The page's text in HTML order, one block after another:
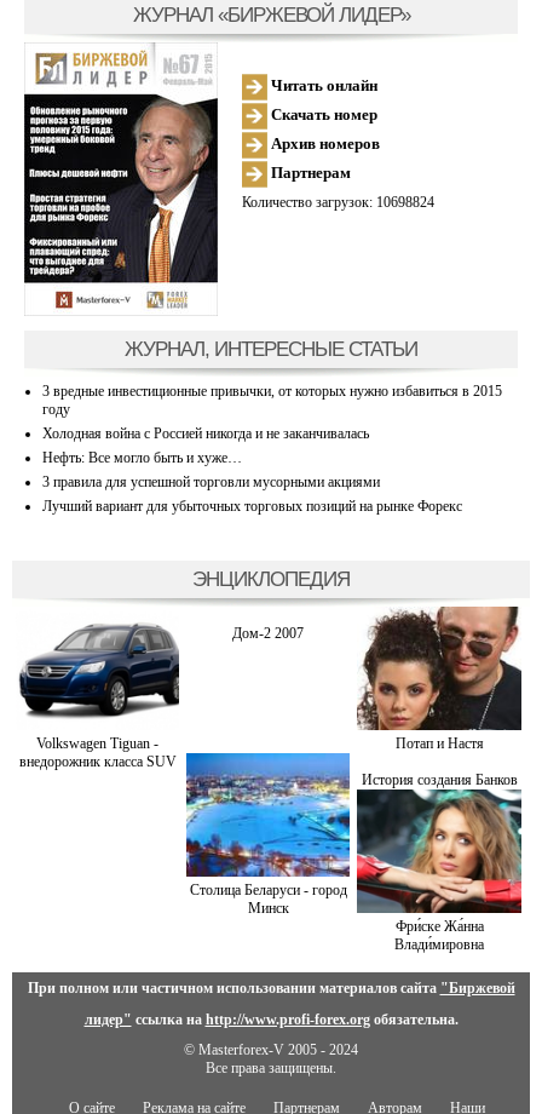
ЖУРНАЛ «БИРЖЕВОЙ ЛИДЕР»
Читать онлайн
Скачать номер
Архив номеров
Партнерам
Количество загрузок: 10698824
ЖУРНАЛ, ИНТЕРЕСНЫЕ СТАТЬИ
3 вредные инвестиционные привычки, от которых нужно избавиться в 2015
году
Холодная война с Россией никогда и не заканчивалась
Нефть: Все могло быть и хуже…
3 правила для успешной торговли мусорными акциями
Лучший вариант для убыточных торговых позиций на рынке Форекс
ЭНЦИКЛОПЕДИЯ
Volkswagen Tiguan -
внедорожник класса SUV
Дом-2 2007
Потап и Настя
Столица Беларуси - город
Минск
История создания Банков
Фри́ске Жа́нна
Влади́мировна
При полном или частичном использовании материалов сайта "Биржевой
лидер" ссылка на http://www.profi-forex.orgобязательна.
© Masterforex-V 2005 - 2024
Все права защищены.
О сайте Реклама на сайте Партнерам Авторам Наши